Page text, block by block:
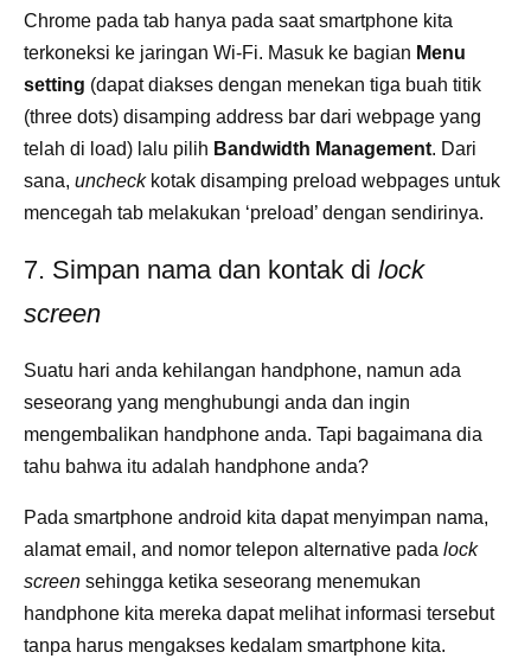
Chrome pada tab hanya pada saat smartphone kita
terkoneksi ke jaringan Wi-Fi. Masuk ke bagian Menu
setting (dapat diakses dengan menekan tiga buah titik
(three dots) disamping address bar dari webpage yang
telah di load) lalu pilih Bandwidth Management. Dari
sana, uncheckkotak disamping preload webpages untuk
mencegah tab melakukan ‘preload’ dengan sendirinya.
7. Simpan nama dan kontak di lock
screen
Suatu hari anda kehilangan handphone, namun ada
seseorang yang menghubungi anda dan ingin
mengembalikan handphone anda. Tapi bagaimana dia
tahu bahwa itu adalah handphone anda?
Pada smartphone android kita dapat menyimpan nama,
alamat email, and nomor telepon alternative pada lock
screen sehingga ketika seseorang menemukan
handphone kita mereka dapat melihat informasi tersebut
tanpa harus mengakses kedalam smartphone kita.